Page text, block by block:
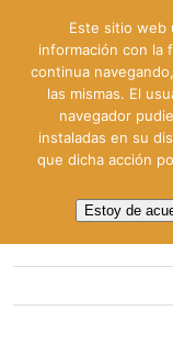
Este sitio web
información con la
continua
las mismas. El
navegador
instaladas en su
que dicha acción
Estoy de